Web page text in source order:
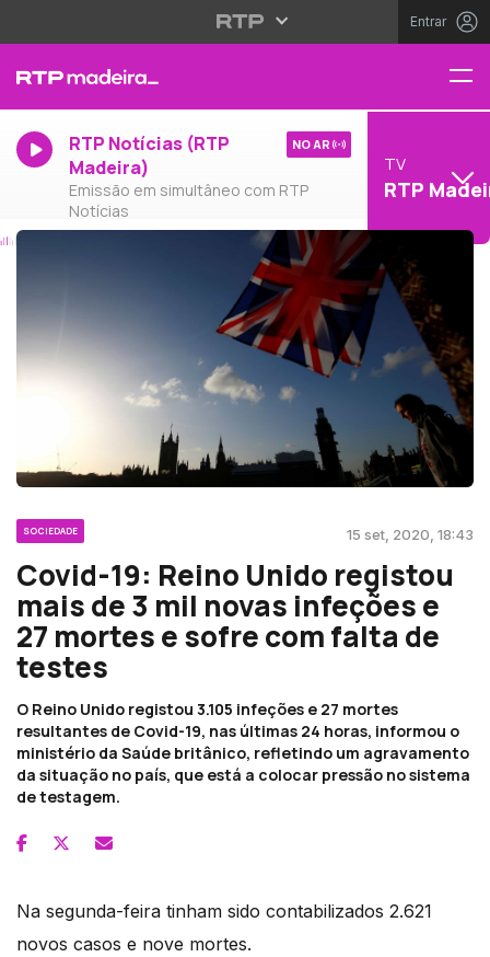
Entrar
RTP Notícias (RTP
Madeira)
Emissão em simultâneo com RTP
Notícias
NO AR
TV
RTP
SOCIEDADE 15 set, 2020, 18:43
Covid-19: Reino Unido registou
mais de 3 mil novas infeções e
27 mortes e sofre com falta de
testes
O Reino Unido registou 3.105 infeções e 27 mortes
resultantes de Covid-19, nas últimas 24 horas, informou o
ministério da Saúde britânico, refletindo um agravamento
da situação no país, que está a colocar pressão no sistema
de testagem.
Na segunda-feira tinham sido contabilizados 2.621
novos casos e nove mortes.